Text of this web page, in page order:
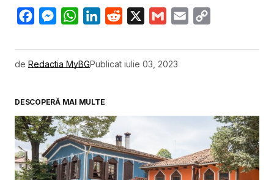
FacebookMessenger
WhatsAppLinkedIn
Reddit Gmail Email
de Redactia MyBGPublicat iulie 03, 2023
DESCOPERĂ MAI MULTE